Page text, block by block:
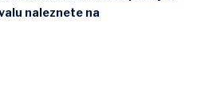
naleznete na